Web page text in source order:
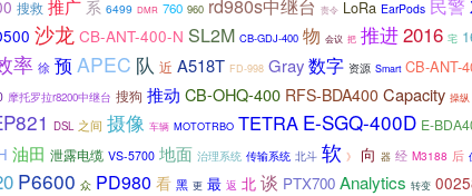
搜救 推广 系 6499 DMR 760 960 rd980s中继台 责令 LoRa EarPods 民警
沙龙 CB-ANT-400-N SL2M CB-GDJ-400 物 会议 把 推进2016 宅
率 徐 预 APEC 队 近 A518T FD-998 Gray数字 资源 Smart CB-ANT-
摩托罗拉r8200中继台 搜狗 推动 CB-OHQ-400 RFS-BDA400 Capacity 操纵
DSL 之间 摄像 车辆 MOTOTRBO TETRA E-SGQ-400D E-
油田 泄露电缆 VS-5700 地面 治理系统 传输系统 北斗 软 》 向 器 经 M3188 后
P6600 众 PD980 看 黑 更 最 返 北 谈 PTX700 Analytics 转变